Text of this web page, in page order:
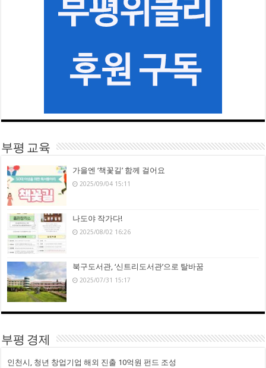
부평 교육
가을엔 ‘책꽃길’ 함께 걸어요
2025/09/04 15:11
나도야 작가다!
2025/08/02 16:26
북구도서관, ‘신트리도서관’으로 탈바꿈
2025/07/31 15:17
부평 경제
인천시, 청년 창업기업 해외 진출 10억원 펀드 조성